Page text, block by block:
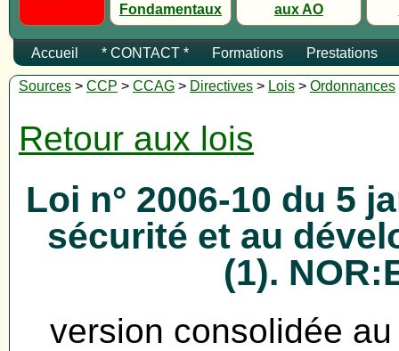
Fondamentaux
aux AO
Accueil * CONTACT * Formations Prestations
Sources > CCP > CCAG > Directives > Lois > Ordonnances
Retour aux lois
Loi n° 2006-10 du 5
sécurité et au
(1).
version consolidée